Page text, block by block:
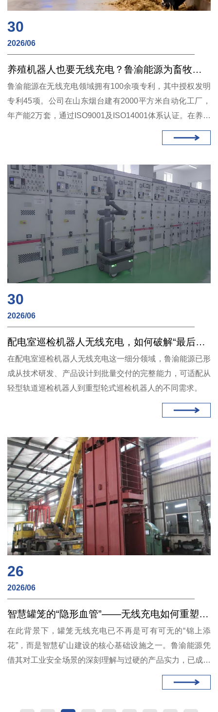
30
2026/06
养殖机器人也要无线充电？鲁渝能源为畜牧业智能化补上关键一环
鲁渝能源在无线充电领域拥有100余项专利，其中授权发明
专利45项。公司在山东烟台建有2000平方米自动化工厂，
年产能2万套，通过ISO9001及ISO14001体系认证。在养殖
机器人无线充电这一应用场景，鲁渝能源已形成从方案设计
到批量交付的完整能力，产品覆盖从几十瓦到数千瓦的宽功
30
2026/06
配电室巡检机器人无线充电，如何破解“最后一米”的能源焦虑？
在配电室巡检机器人无线充电这一细分领域，鲁渝能源已形
成从技术研发、产品设计到批量交付的完整能力，可适配从
轻型轨道巡检机器人到重型轮式巡检机器人的不同需求。
26
2026/06
智慧罐笼的“隐形血管”——无线充电如何重塑矿山安全与效率
在此背景下，罐笼无线充电已不再是可有可无的“锦上添
花”，而是智慧矿山建设的核心基础设施之一。鲁渝能源凭
借其对工业安全场景的深刻理解与过硬的产品实力，已成为